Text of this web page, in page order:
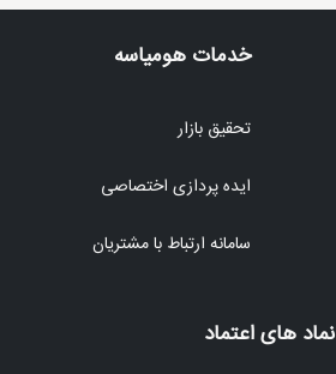
خدمات هومیاسه
تحقیق بازار
ایده پردازی اختصاصی
سامانه ارتباط با مشتریان
نماد های اعتماد